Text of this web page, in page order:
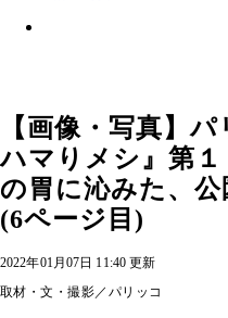
【画像・写真】
ハマりメシ』第
の胃に沁みた、
(6ページ目)
2022年01月07日 11:40 更新
取材・文・撮影／パリッコ